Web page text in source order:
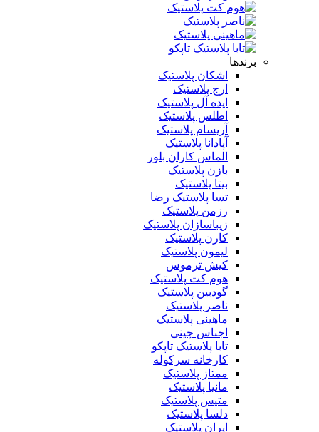
برندها
اشکان پلاستیک
ارج پلاستیک
ایده آل پلاستیک
اطلس پلاستیک
آریسام پلاستیک
آپادانا پلاستیک
الماس کاران بلور
بازن پلاستیک
بیتا پلاستیک
تسا پلاستیک رضا
رزمن پلاستیک
زیباسازان پلاستیک
کارن پلاستیک
لیمون پلاستیک
کیش ترموس
هوم کت پلاستیک
گودبین پلاستیک
ناصر پلاستیک
ماهینی پلاستیک
اجناس چینی
تابا پلاستیک تاپکو
کارخانه سرکوله
ممتاز پلاستیک
مانیا پلاستیک
متیس پلاستیک
دلسا پلاستیک
ایران پلاستیک